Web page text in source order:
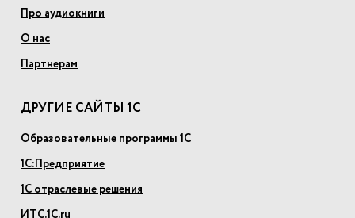
Про аудиокниги
О нас
Партнерам
ДРУГИЕ САЙТЫ 1С
Образовательные программы 1С
1С:Предприятие
1С отраслевые решения
ИТС.1С.ru